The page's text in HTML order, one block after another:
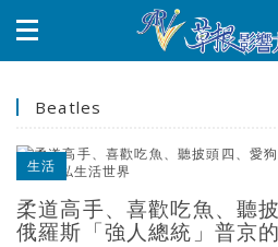
Beatles
生活
柔道高手、喜歡吃魚、聽
俄羅斯「強人總統」普京